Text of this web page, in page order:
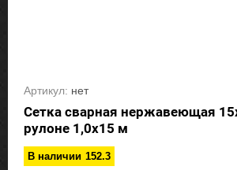
Артикул: нет
Сетка сварная нержавеющая
рулоне 1,0х15 м
В наличии 152.3